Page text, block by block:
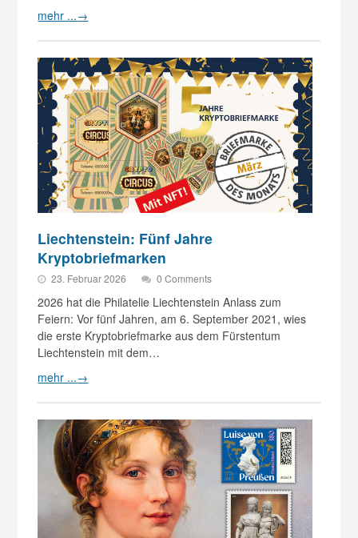
mehr ...→
Liechtenstein: Fünf Jahre
Kryptobriefmarken
23. Februar 2026 0 Comments
2026 hat die Philatelie Liechtenstein Anlass zum
Feiern: Vor fünf Jahren, am 6. September 2021, wies
die erste Kryptobriefmarke aus dem Fürstentum
Liechtenstein mit dem…
mehr ...→